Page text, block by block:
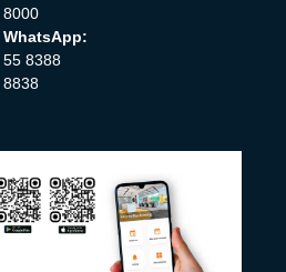
8000
WhatsApp:
55 8388
8838